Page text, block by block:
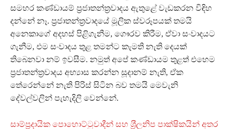
සමහර කණ්ඩායම් ප‍්‍රජාතන්ත‍්‍රවාදය ඇතුළේ වැඩකරන විඳිහ
දන්නේ නෑ. ප‍්‍රජාතන්ත‍්‍රවාදයේ මූලික ස්වරූපයක් තමයි
අනෙකාගේ අදහස් පිළිගැනීම, ගෞරව කිරීම, ඒවා සංවාදයට
ගැනීම, එම සංවාදය තුළ තමන්ට කැමති නැති දෙයක්
තිබෙනවා නම් ඉවසීම. නමුත් අපේ කණ්ඩායම තුළත් එහෙම
ප‍්‍රජාතන්ත‍්‍රවාදය අභ්‍යාස කරන්න සූදානම් නැති, ඒක
තේරෙන්නේ නැති පිරිස් සිටින බව තමයි මෙවැනි
දේවල්වලින් පැහැදිලි වෙන්නේ.
සාම්ප‍්‍රදායික පොහොට්ටුවාදීන් සහ ශ‍්‍රීලනිප පාක්ෂිකයින් අතර